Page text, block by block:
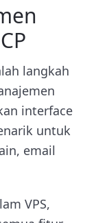
langkah
interface
untuk
email
VPS,